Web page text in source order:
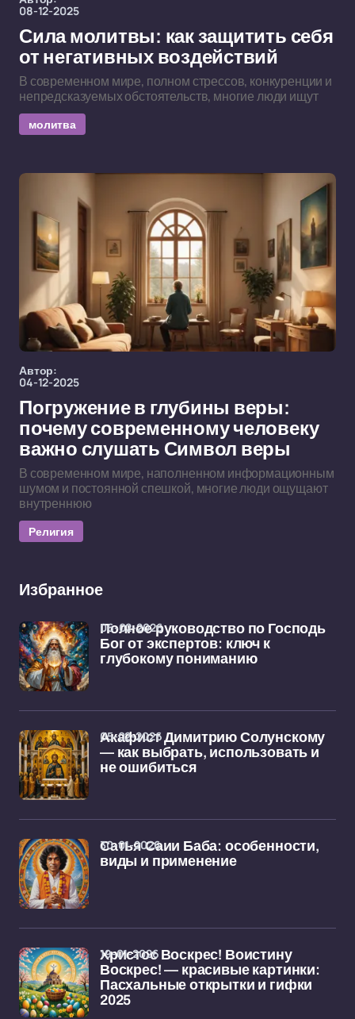
08-12-2025
Сила молитвы: как защитить себя
от негативных воздействий
В современном мире, полном стрессов, конкуренции и
непредсказуемых обстоятельств, многие люди ищут
молитва
Автор:
04-12-2025
Погружение в глубины веры:
почему современному человеку
важно слушать Символ веры
В современном мире, наполненном информационным
шумом и постоянной спешкой, многие люди ощущают
внутреннюю
Религия
Избранное
Полное руководство по Господь
Бог от экспертов: ключ к
глубокому пониманию
06-02-2026
Акафист Димитрию Солунскому
— как выбрать, использовать и
не ошибиться
05-02-2026
Сатья Саии Баба: особенности,
виды и применение
30-01-2026
Христос Воскрес! Воистину
Воскрес! — красивые картинки:
Пасхальные открытки и гифки
2025
19-01-2026